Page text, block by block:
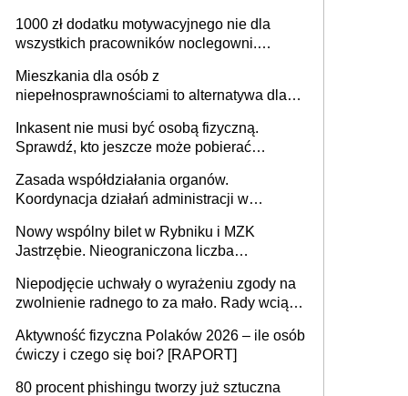
może objąć cały kraj
1000 zł dodatku motywacyjnego nie dla
wszystkich pracowników noclegowni.
Mieszkania dla osób z
niepełnosprawnościami to alternatywa dla
samodzielnie lub z rodziną
Inkasent nie musi być osobą fizyczną.
Sprawdź, kto jeszcze może pobierać
Zasada współdziałania organów.
Koordynacja działań administracji w
Nowy wspólny bilet w Rybniku i MZK
Jastrzębie. Nieograniczona liczba
Niepodjęcie uchwały o wyrażeniu zgody na
zwolnienie radnego to za mało. Rady wciąż
rozstrzygać sprawy
Aktywność fizyczna Polaków 2026 – ile osób
ćwiczy i czego się boi? [RAPORT]
80 procent phishingu tworzy już sztuczna